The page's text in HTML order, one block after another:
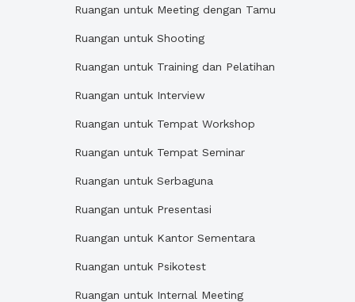
Ruangan untuk Meeting dengan Tamu
Ruangan untuk Shooting
Ruangan untuk Training dan Pelatihan
Ruangan untuk Interview
Ruangan untuk Tempat Workshop
Ruangan untuk Tempat Seminar
Ruangan untuk Serbaguna
Ruangan untuk Presentasi
Ruangan untuk Kantor Sementara
Ruangan untuk Psikotest
Ruangan untuk Internal Meeting